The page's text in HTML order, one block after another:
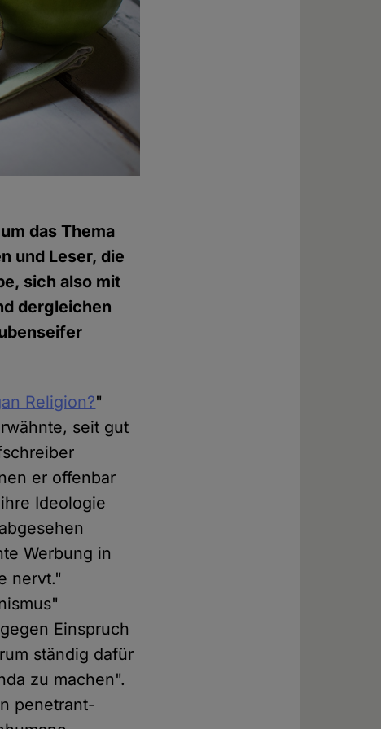
das Thema
und Leser, die
sich also mit
dergleichen
Religion?"
seit gut
er offenbar
Ideologie
Werbung in
nervt."
Einspruch
ständig dafür
zu machen".
penetrant-